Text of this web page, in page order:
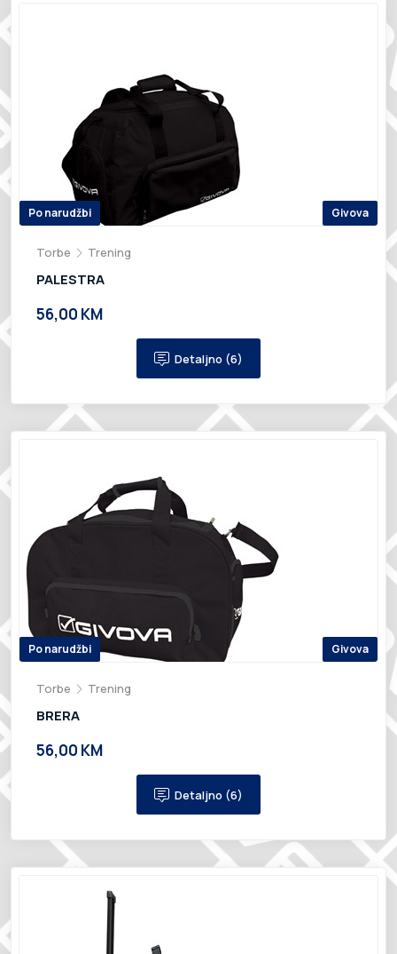
Po narudžbi Givova
Torbe Trening
PALESTRA
56,00 KM
Detaljno (6)
Po narudžbi Givova
Torbe Trening
BRERA
56,00 KM
Detaljno (6)